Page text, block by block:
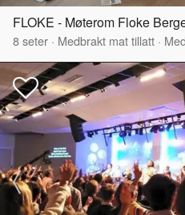
FLOKE - Møterom Floke
8seter · Medbrakt mat tillatt ·